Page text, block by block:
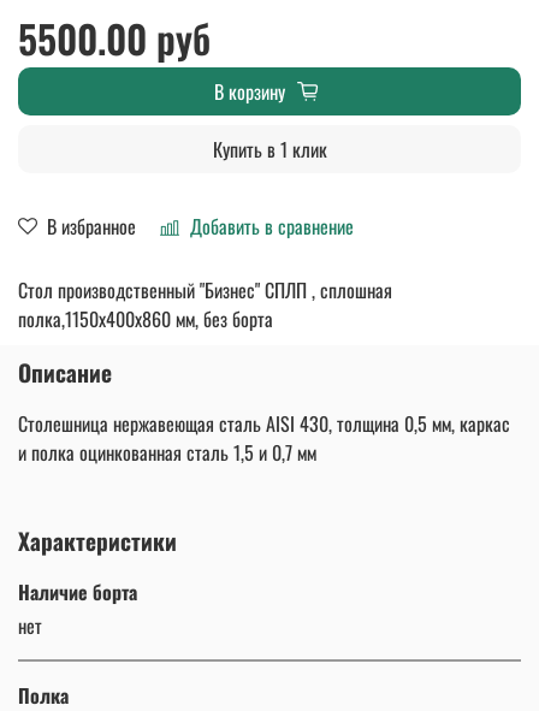
В избранное Добавить в сравнение
5500.00 руб
В корзину
Купить в 1 клик
Стол производственный "Бизнес" СПЛП , сплошная
полка,1150х400х860 мм, без борта
Описание
Столешница нержавеющая сталь AISI 430, толщина 0,5 мм, каркас
и полка оцинкованная сталь 1,5 и 0,7 мм
Характеристики
Наличие борта
нет
Полка